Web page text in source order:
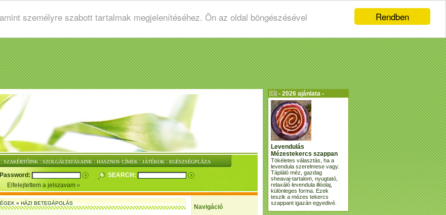
Rendben
személyre szabott tartalmak megjelenítéséhez. Ön az oldal böngészésével
: SZAKÉRTŐINK : SZOLGÁLTATÁSAINK : HASZNOS CÍMEK : JÁTÉKOK : EGÉSZSÉGPLÁZA
Password:
SEARCH:
Elfelejtettem a jelszavam
Navigáció
»HÁZI BETEGÁPOLÁS
- 2026 ajánlata -
Levendulás
Mézestekercs szappan
Tökéletes választás, ha a
levendula szerelmese vagy.
Tápláló méz, gazdag
sheavaj-tartalom, nyugtató,
relaxáló levendula illóolaj,
különleges forma. Ezek
teszik a mézes tekercs
szappant igazán egyedivé.